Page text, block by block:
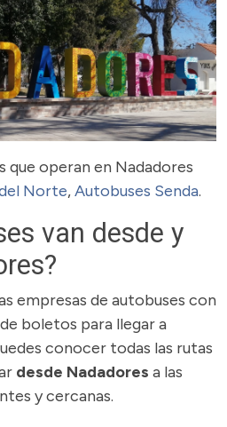
que operan en Nadadores
Norte,Autobuses Senda.
van desde y
empresas de autobuses con
boletos para llegar a
conocer todas las rutas
desde Nadadores a las
y cercanas.